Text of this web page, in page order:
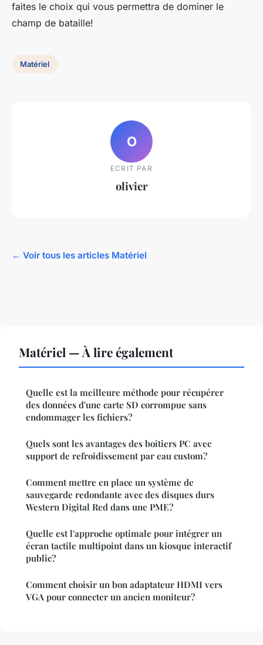
faites le choix qui vous permettra de dominer le
champ de bataille!
Matériel
O
ECRIT PAR
olivier
← Voir tous les articles Matériel
Matériel — À lire également
Quelle est la meilleure méthode pour récupérer
des données d'une carte SD corrompue sans
endommager les fichiers?
Quels sont les avantages des boîtiers PC avec
support de refroidissement par eau custom?
Comment mettre en place un système de
sauvegarde redondante avec des disques durs
Western Digital Red dans une PME?
Quelle est l'approche optimale pour intégrer un
écran tactile multipoint dans un kiosque interactif
public?
Comment choisir un bon adaptateur HDMI vers
VGA pour connecter un ancien moniteur?